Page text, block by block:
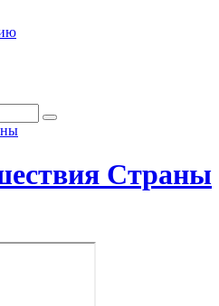
Страны